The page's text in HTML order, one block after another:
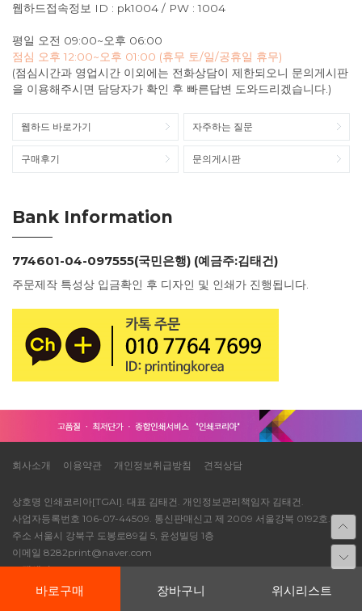
바로구매 장바구니 위시리스트
웹하드접속정보 ID : pk1004 / PW : 1004
평일 오전 09:00~오후 06:00
점심 오후 12:00~오후 01:00 (휴무 토/일/공휴일 휴무)
(점심시간과 영업시간 이외에는 전화상담이 제한되오니 문의게시판
을 이용해주시면 담당자가 확인 후 빠른답변 도와드리겠습니다.)
웹하드 바로가기 자주하는 질문
구매후기 문의게시판
Bank Information
774601-04-097555(국민은행) (예금주:김태건)
주문제작 특성상 입금확인 후 디자인 및 인쇄가 진행됩니다.
회사소개 이용약관 개인정보취급방침 견적상담
상호명 인쇄코리아[TGAI]. 대표 김태건. 개인정보관리책임자 김태건.
사업자등록번호 106-07-44509. 통신판매신고 제 2009 서울강북 0192호.
주소 서울시 강북구 도봉로89길 5, 윤성빌딩 1층
이메일 8282print@naver.com
고객센터 TEL 1688-8514
Copyright©2019 By 인쇄코리아. All Rights Reserved.